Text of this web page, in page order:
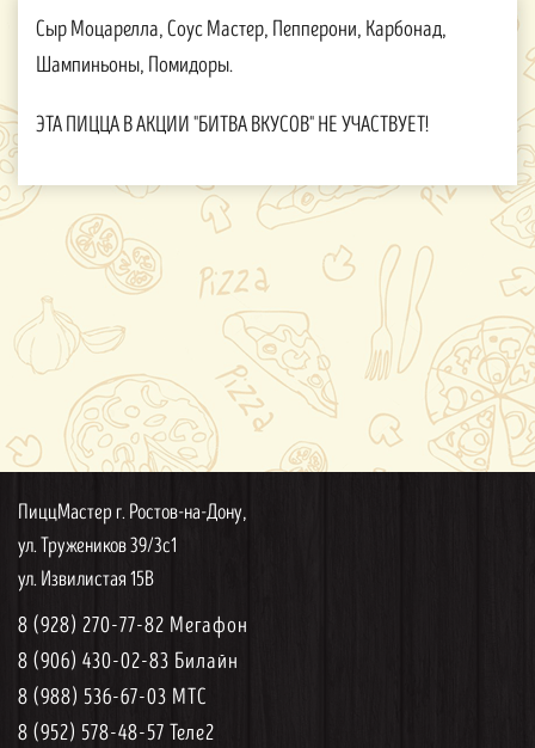
Сыр Моцарелла, Соус Мастер, Пепперони, Карбонад,
Шампиньоны, Помидоры.
ЭТА ПИЦЦА В АКЦИИ "БИТВА ВКУСОВ" НЕ УЧАСТВУЕТ!
ПиццМастер г. Ростов-на-Дону,
ул. Тружеников 39/3с1
ул. Извилистая 15В
8 (928) 270-77-82 Мегафон
8 (906) 430-02-83 Билайн
8 (988) 536-67-03 МТС
8 (952) 578-48-57 Теле2